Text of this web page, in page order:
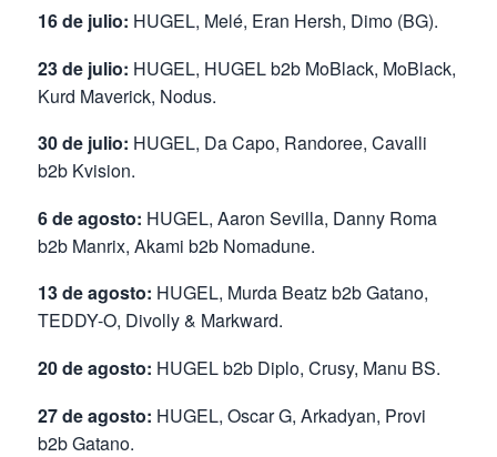
16 de julio: HUGEL, Melé, Eran Hersh, Dimo (BG).
23 de julio: HUGEL, HUGEL b2b MoBlack, MoBlack,
Kurd Maverick, Nodus.
30 de julio: HUGEL, Da Capo, Randoree, Cavalli
b2b Kvision.
6 de agosto: HUGEL, Aaron Sevilla, Danny Roma
b2b Manrix, Akami b2b Nomadune.
13 de agosto: HUGEL, Murda Beatz b2b Gatano,
TEDDY-O, Divolly & Markward.
20 de agosto: HUGEL b2b Diplo, Crusy, Manu BS.
27 de agosto: HUGEL, Oscar G, Arkadyan, Provi
b2b Gatano.